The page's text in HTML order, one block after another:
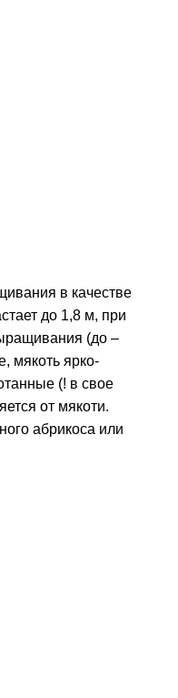
в качестве
до 1,8 м, при
(до –
мякоть ярко-
(! в свое
от мякоти.
абрикоса или